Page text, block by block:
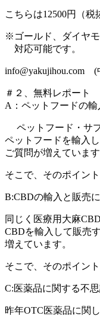
こちらは12500円（税
※ゴールド、ダイヤ
対応可能です。
info@yakujihou.com (
＃２、無料レポート
A：ペットフードの
ペットフード・サプ
ペットフードを輸入
ご質問が増えています
そこで、そのポイン
B:CBDの輸入と販売
同じく医療用大麻
CBDを輸入して販売
増えています。
そこで、そのポイン
C:医薬品に関する不
昨年OTC医薬品に関